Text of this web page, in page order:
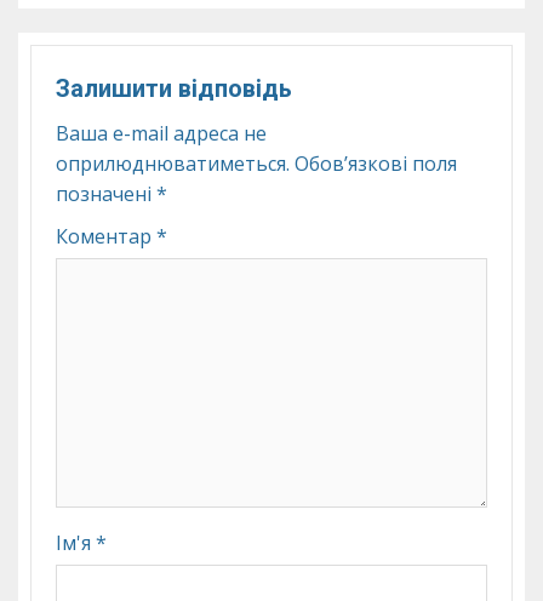
Залишити відповідь
Ваша e-mail адреса не
оприлюднюватиметься. Обов’язкові поля
позначені *
Коментар *
Ім'я *